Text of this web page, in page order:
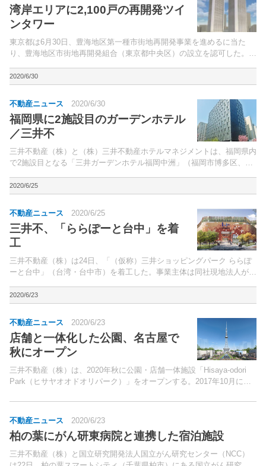
湾岸エリアに2,100戸の再開発ツイ
ンタワー
東京都は6月30日、豊海地区第一種市街地再開発事業を進めるに当た
り、豊海地区市街地再開発組合（東京都中央区）の設立を認可した。同
動産（株）、東京建物（株）、野村不動産（株）、三菱地...
2020/6/30
不動産ニュース 2020/6/30
福岡県に2施設目のガーデンホテル
／三井不
三井不動産（株）と（株）三井不動産ホテルマネジメントは、福岡県内
で2施設目となる「三井ガーデンホテル福岡中洲」（福岡市博多区、客
洲川端」駅から徒歩約2分に位置。
2020/6/25
不動産ニュース 2020/6/25
三井不、「ららぽーと台中」を着
工
三井不動産（株）は24日、「（仮称）三井ショッピングパーク ららぽ
ーと台中」（台湾・台中市）を着工した。事業主体は同社現地法人が立
2020/6/23
不動産ニュース 2020/6/23
店舗と一体化した公園、名古屋で
秋にオープン
三井不動産（株）は、2020年秋に公園・店舗一体施設「Hisaya-odori
Park（ヒサヤオオドオリパーク）」をオープンする。2017年10月に名
業者公募にて事業者として選定...
不動産ニュース 2020/6/23
柏の葉にがん研東病院と連携した宿泊施設
三井不動産（株）と国立研究開発法人国立がん研究センター（NCC）